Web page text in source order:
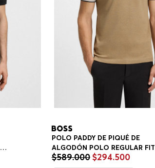
POLO PADDY DE PIQUÉ DE
ALGODÓN POLO REGULAR FIT
HOMBRE
$589.000 $294.500